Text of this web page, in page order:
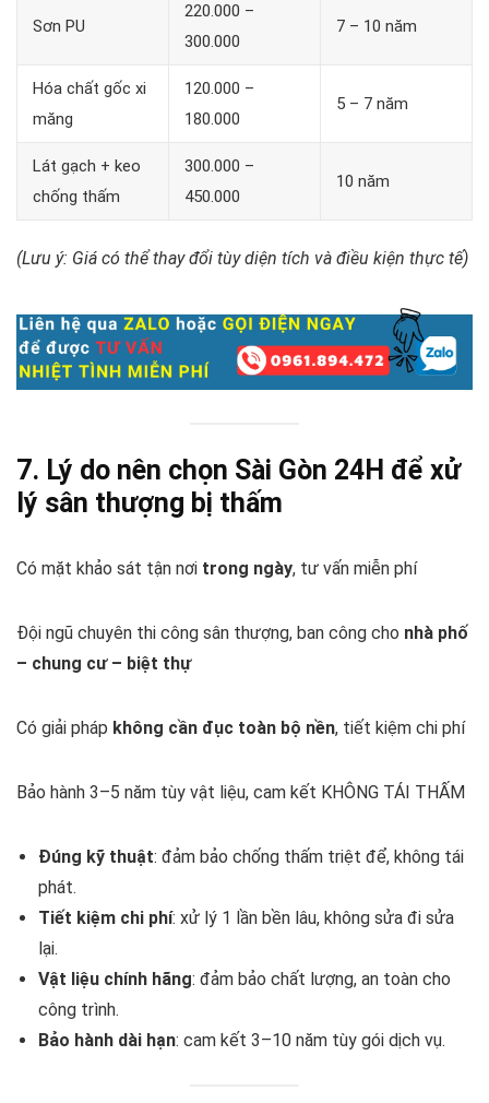
Sơn PU
220.000 –
300.000
7 – 10 năm
Hóa chất gốc xi
măng
120.000 –
180.000
5 – 7 năm
Lát gạch + keo
chống thấm
300.000 –
450.000
10 năm
(Lưu ý: Giá có thể thay đổi tùy diện tích và điều kiện thực tế)
7. Lý do nên chọn Sài Gòn 24H để xử
lý sân thượng bị thấm
Có mặt khảo sát tận nơi trong ngày, tư vấn miễn phí
Đội ngũ chuyên thi công sân thượng, ban công cho nhà phố
– chung cư – biệt thự
Có giải pháp không cần đục toàn bộ nền, tiết kiệm chi phí
Bảo hành 3–5 năm tùy vật liệu, cam kết KHÔNG TÁI THẤM
Đúng kỹ thuật: đảm bảo chống thấm triệt để, không tái
phát.
Tiết kiệm chi phí: xử lý 1 lần bền lâu, không sửa đi sửa
lại.
Vật liệu chính hãng: đảm bảo chất lượng, an toàn cho
công trình.
Bảo hành dài hạn: cam kết 3–10 năm tùy gói dịch vụ.